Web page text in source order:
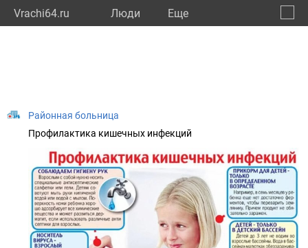
Vrachi64.ru Люди Eще
Районная больница
Профилактика кишечных инфекций